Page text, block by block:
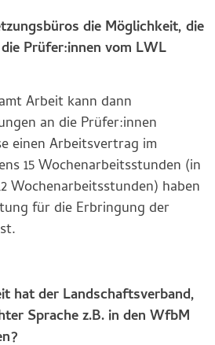
die Möglichkeit, die
Prüfer:innen vom LWL
Arbeit kann dann
an die Prüfer:innen
einen Arbeitsvertrag im
15 Wochenarbeitsstunden (in
Wochenarbeitsstunden) haben
für die Erbringung der
hat der Landschaftsverband,
Sprache z.B. in den WfbM